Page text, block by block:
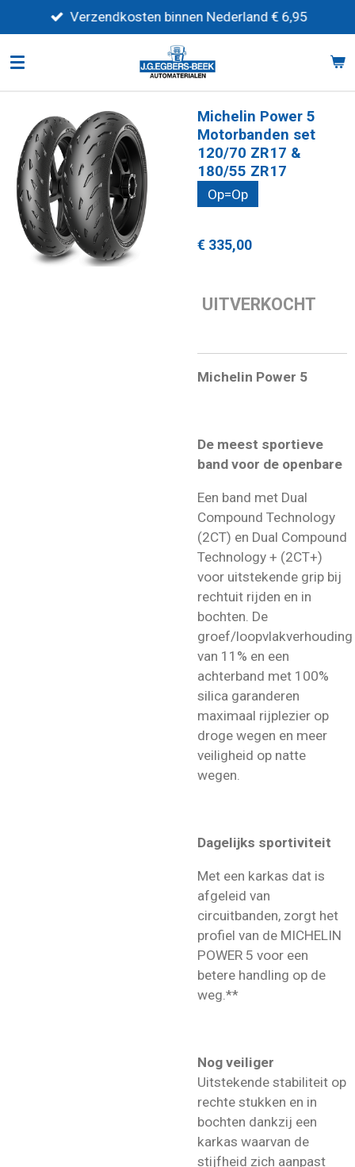
direct
naar
Verzendkosten binnen Nederland € 6,95
Michelin Power 5
Motorbanden set
120/70 ZR17 &
180/55 ZR17
Op=Op
€ 335,00
UITVERKOCHT
Michelin Power 5
De meest sportieve
band voor de openbare
Een band met Dual
Compound Technology
(2CT) en Dual Compound
Technology + (2CT+)
voor uitstekende grip bij
rechtuit rijden en in
bochten. De
groef/loopvlakverhouding
van 11% en een
achterband met 100%
silica garanderen
maximaal rijplezier op
droge wegen en meer
veiligheid op natte
wegen.
Dagelijks sportiviteit
Met een karkas dat is
afgeleid van
circuitbanden, zorgt het
profiel van de MICHELIN
POWER 5 voor een
betere handling op de
weg.**
Nog veiliger
Uitstekende stabiliteit op
rechte stukken en in
bochten dankzij een
karkas waarvan de
stijfheid zich aanpast